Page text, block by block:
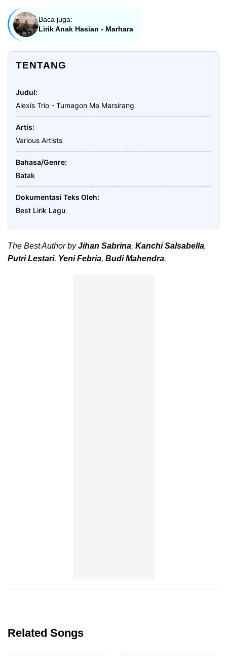
Baca juga:
Lirik Anak Hasian - Marhara
TENTANG
Judul
Alexis Trio - Tumagon Ma Marsirang
Artis
Various Artists
Bahasa/Genre
Batak
Dokumentasi Teks Oleh
Best Lirik Lagu
The Best Author byJihan Sabrina, Kanchi Salsabella,
Putri Lestari, Yeni Febria, Budi Mahendra.
Related Songs